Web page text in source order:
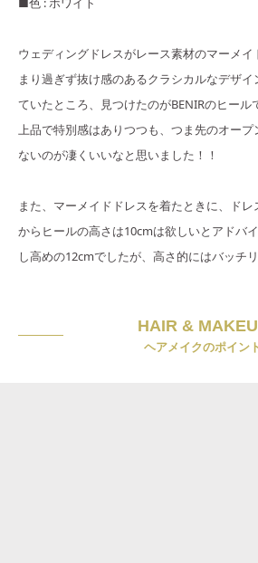
ウェディングドレスがレース素材のマーメ
まり過ぎず抜け感のあるクラシカルなデザ
ていたところ、見つけたのがBENIRのヒール
上品で特別感はありつつも、つま先のオー
ないのが凄くいいなと思いました！！
また、マーメイドドレスを着たときに、ド
からヒールの高さは10cmは欲しいとアドバ
し高めの12cmでしたが、高さ的にはバッチ
HAIR &
ヘアメイクのポイン